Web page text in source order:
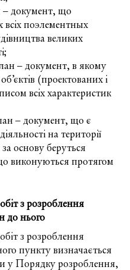
– документ, що
всіх поэлементных
великих
– документ, в якому
(проектованих і
всіх характеристик
– документ, що є
на території
основу беруться
виконуються протягом
з розроблення
до нього
з розроблення
пункту визначається
у Порядку розроблення,